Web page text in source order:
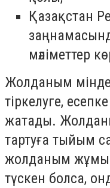
Қазақстан
мәліметтер
Жолданым
тіркелуге,
жатады.
тартуға тыйым
жолданым жұмыс
түскен болса,